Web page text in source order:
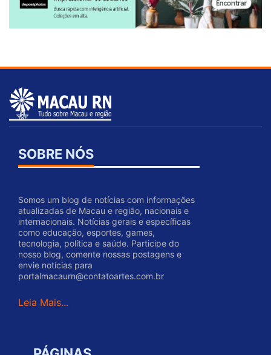
SOBRE NÓS
Somos um blog de notícias com informações
atualizadas de Macau e região, nacionais e
internacionais. Notícias gerais e específicas
como educação, esportes, games,
tecnologia, política e saúde. Participe do
nosso blog, comente nossas postagens e
envie notícias para
portalmacaurn@contatoartes.com.br
Leia Mais...